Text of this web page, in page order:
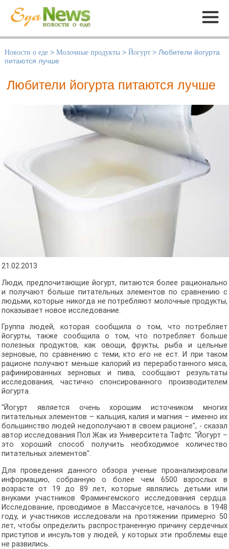
Меню
Новости о еде > Молочные продукты > Йогурт > Любители йогурта
питаются лучше
Любители йогурта питаются лучше
21.02.2013
Люди, предпочитающие йогурт, питаются более рационально
и получают больше питательных элементов по сравнению с
людьми, которые никогда не потребляют молочные продукты,
показывает новое исследование.
Группа людей, которая сообщила о том, что потребляет
йогурты, также сообщила о том, что потребляет больше
полезных продуктов, как овощи, фрукты, рыба и цельные
зерновые, по сравнению с теми, кто его не ест. И при таком
рационе получают меньше калорий из переработанного мяса,
рафинированных зерновых и пива, сообщают результаты
исследования, частично спонсированного производителем
йогурта.
"Йогурт является очень хорошим источником многих
питательных элементов – кальция, калия и магния – именно их
большинство людей недополучают в своем рационе", - сказал
автор исследования Пол Жак из Университета Тафтс. "Йогурт –
это хороший способ получить необходимое количество
питательных элементов".
Для проведения данного обзора ученые проанализировали
информацию, собранную о более чем 6500 взрослых в
возрасте от 19 до 89 лет, которые являлись детьми или
внуками участников Фрамингемского исследования сердца.
Исследование, проводимое в Массачусетсе, началось в 1948
году, и участников исследовали на протяжении примерно 50
лет, чтобы определить распространенную причину сердечных
приступов и инсультов у людей, у которых эти проблемы еще
не развились.